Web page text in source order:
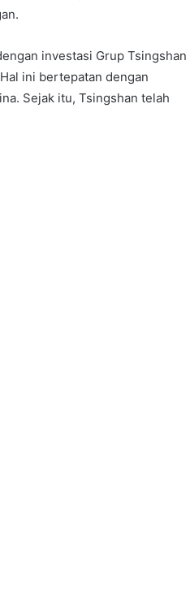
investasi Grup Tsingshan
ini bertepatan dengan
Sejak itu, Tsingshan telah